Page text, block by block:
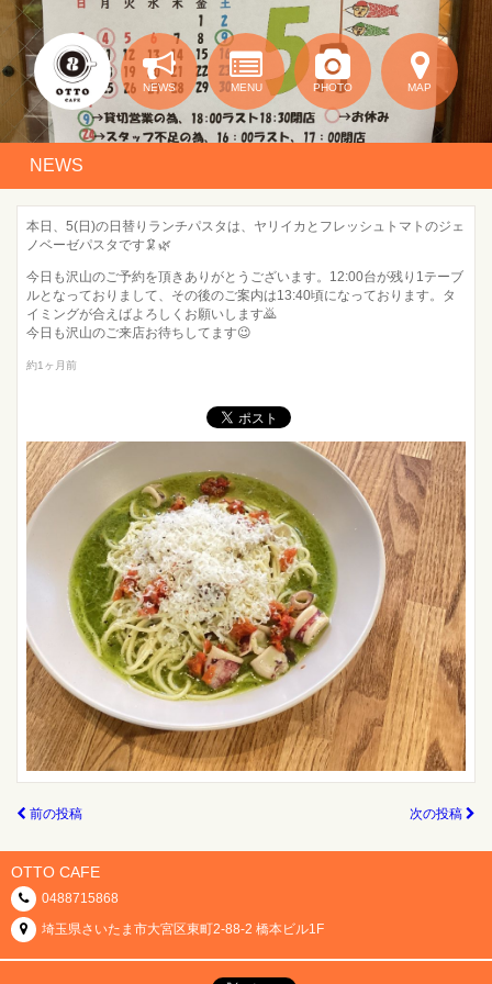
NEWS MENU PHOTO MAP
NEWS
本日、5(日)の日替りランチパスタは、ヤリイカとフレッシュトマトのジェ
ノベーゼパスタです🦑🌿
今日も沢山のご予約を頂きありがとうございます。12:00台が残り1テーブ
ルとなっておりまして、その後のご案内は13:40頃になっております。タ
イミングが合えばよろしくお願いします🙇
今日も沢山のご来店お待ちしてます😉
約1ヶ月前
前の投稿 次の投稿
OTTO CAFE
0488715868
埼玉県さいたま市大宮区東町2-88-2 橋本ビル1F